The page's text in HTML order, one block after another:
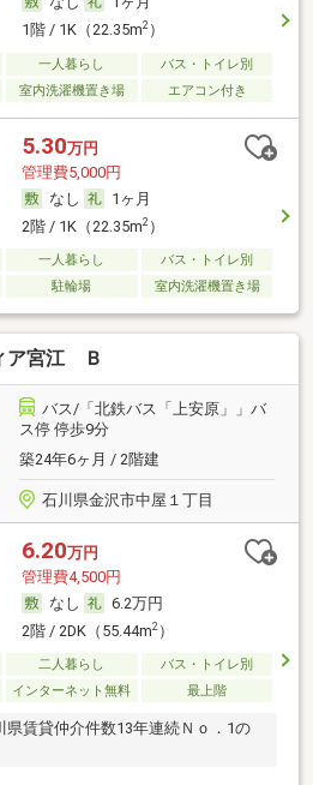
1階 / 1K（22.35m2）
一人暮らし
バス・トイレ別
室内洗濯機置き場 エアコン付き
5.30万円
管理費5,000円
なし
1ヶ月
2階 / 1K（22.35m2）
一人暮らし
バス・トイレ別
駐輪場 室内洗濯機置き場
ア宮江 Ｂ
バス/「北鉄バス「上安原」」バ
ス停 停歩9分
築24年6ヶ月 / 2階建
石川県金沢市中屋１丁目
6.20万円
管理費4,500円
なし
6.2万円
2階 / 2DK（55.44m2）
二人暮らし
バス・トイレ別
インターネット無料 最上階
県賃貸仲介件数13年連続Ｎｏ．1の